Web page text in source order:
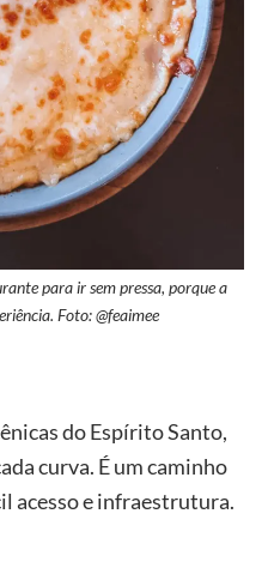
para ir sem pressa, porque a
Foto: @feaimee
do Espírito Santo,
curva. É um caminho
acesso e infraestrutura.